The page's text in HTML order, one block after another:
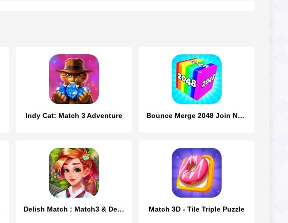
Indy Cat: Match 3 Adventure Bounce Merge 2048 Join Numbers
Delish Match : Match3 & Design Match 3D - Tile Triple Puzzle